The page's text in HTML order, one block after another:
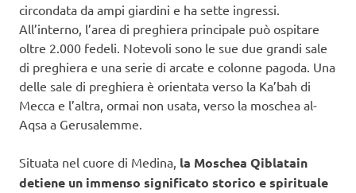
circondata da ampi giardini e ha sette ingressi.
All’interno, l’area di preghiera principale può ospitare
oltre 2.000 fedeli. Notevoli sono le sue due grandi sale
di preghiera e una serie di arcate e colonne pagoda. Una
delle sale di preghiera è orientata verso la Ka’bah di
Mecca e l’altra, ormai non usata, verso la moschea al-
Aqsa a Gerusalemme.
Situata nel cuore di Medina, la Moschea Qiblatain
detiene un immenso significato storico e spirituale